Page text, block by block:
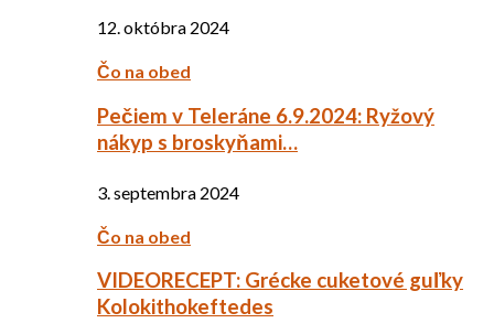
12. októbra 2024
Čo na obed
Pečiem v Teleráne 6.9.2024: Ryžový
nákyp s broskyňami…
3. septembra 2024
Čo na obed
VIDEORECEPT: Grécke cuketové guľky
Kolokithokeftedes